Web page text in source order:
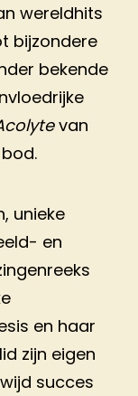
wereldhits
bijzondere
bekende
van
unieke
en
en haar
zijn eigen
succes